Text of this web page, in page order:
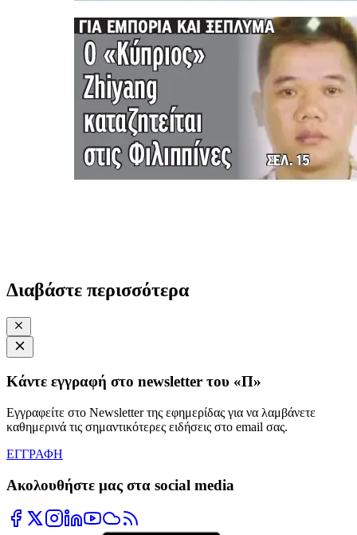
Διαβάστε περισσότερα
Κάντε εγγραφή στο newsletter του «Π»
Εγγραφείτε στο Newsletter της εφημερίδας για να λαμβάνετε
καθημερινά τις σημαντικότερες ειδήσεις στο email σας.
ΕΓΓΡΑΦΗ
Ακολουθήστε μας στα social media